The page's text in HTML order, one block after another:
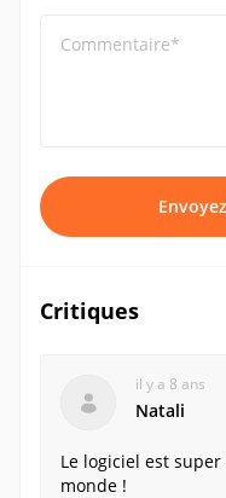
Commentaire*
Critiques
il y a 8 ans
Natali
Le logiciel est
monde !